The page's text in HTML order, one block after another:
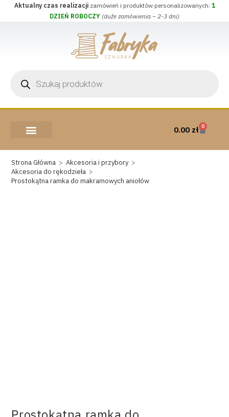
Aktualny czas realizacjizamówień i produktów personalizowanych: 1
DZIEŃ ROBOCZY (duże zamówienia – 2-3 dni)
0.00 zł 0
Strona Główna > Akcesoria i przybory >
Akcesoria do rękodzieła >
Prostokątna ramka do makramowych aniołów